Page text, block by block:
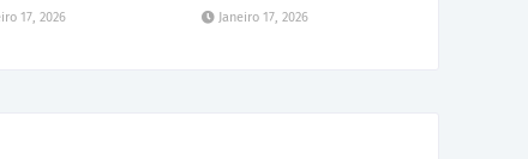
17, 2026 Janeiro 17, 2026